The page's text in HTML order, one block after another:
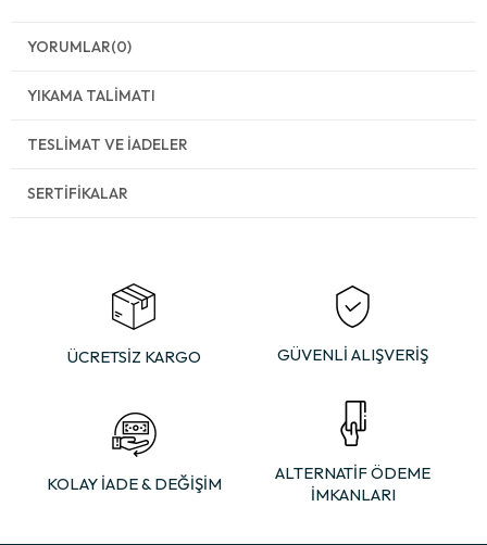
YORUMLAR(0)
YIKAMA TALIMATI
TESLIMAT VE İADELER
SERTIFIKALAR
ÜCRETSİZ KARGO GÜVENLİ ALIŞVERİŞ
KOLAY İADE & DEĞİŞİM
ALTERNATİF ÖDEME
İMKANLARI